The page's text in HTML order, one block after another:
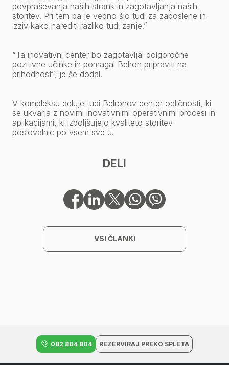
povpraševanja naših strank in zagotavljanja naših
storitev. Pri tem pa je vedno šlo tudi za zaposlene in
izziv kako narediti razliko tudi zanje.”
“Ta inovativni center bo zagotavljal dolgoročne
pozitivne učinke in pomagal Belron pripraviti na
prihodnost”, je še dodal.
V kompleksu deluje tudi Belronov center odličnosti, ki
se ukvarja z novimi inovativnimi operativnimi procesi in
aplikacijami, ki izboljšujejo kvaliteto storitev
poslovalnic po vsem svetu.
DELI
VSI ČLANKI
082 804 804 REZERVIRAJ PREKO SPLETA